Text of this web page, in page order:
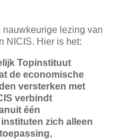
nauwkeurige lezing van
NICIS. Hier is het:
Topinstituut
de economische
versterken met
verbindt
één
zich alleen